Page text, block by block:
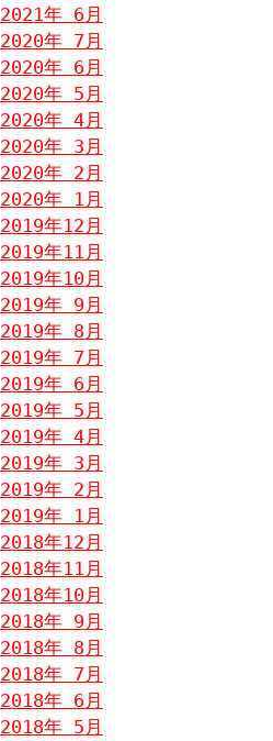
2021年 6月
2020年 7月
2020年 6月
2020年 5月
2020年 4月
2020年 3月
2020年 2月
2020年 1月
2019年12月
2019年11月
2019年10月
2019年 9月
2019年 8月
2019年 7月
2019年 6月
2019年 5月
2019年 4月
2019年 3月
2019年 2月
2019年 1月
2018年12月
2018年11月
2018年10月
2018年 9月
2018年 8月
2018年 7月
2018年 6月
2018年 5月